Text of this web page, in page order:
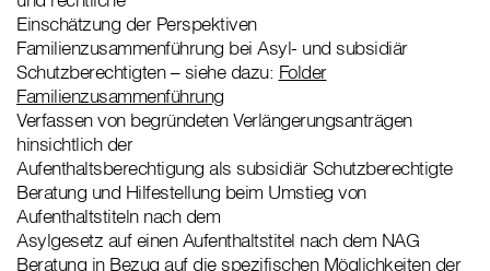
Einschätzung der Perspektiven
Familienzusammenführung bei Asyl- und subsidiär
Schutzberechtigten – siehe dazu: Folder
Familienzusammenführung
Verfassen von begründeten Verlängerungsanträgen
hinsichtlich der
Aufenthaltsberechtigung als subsidiär Schutzberechtigte
Beratung und Hilfestellung beim Umstieg von
Aufenthaltstiteln nach dem
Asylgesetz auf einen Aufenthaltstitel nach dem NAG
Beratung in Bezug auf die spezifischen Möglichkeiten der